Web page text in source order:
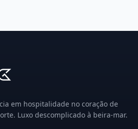
em hospitalidade no coração de
Luxo descomplicado à beira-mar.